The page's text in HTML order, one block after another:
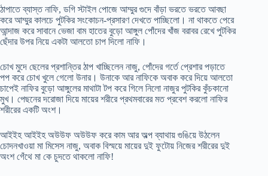
ঠাপাতে ব্যাস্ত নাফি, ডগি স্টাইল পোজে আম্মুর গুদে বাঁড়া ভরতে ভরতে আবছা
করে আম্মুর কালচে পুটকির সংকোচন-প্রসারণ দেখতে পাচ্ছিলো। না থাকতে পেরে
আন্দাজ করে সাবানে ভেজা বাম হাতের বুড়ো আঙ্গুল পোঁদের খাঁজ বরাবর রেখে পুটকির
ছেঁদার উপর নিয়ে একটা আলতো চাপ দিলো নাফি।
চোখ মুদে ছেলের প্রশান্তির ঠাপ খাচ্ছিলেন নাজু, পোঁদের গর্তে প্রেশার পড়াতে
পপ করে চোখ খুলে গেলো উনার। উনাকে আর নাফিকে অবাক করে দিয়ে আলতো
চাপেই নাফির বুড়ো আঙ্গুলের মাথাটা টপ করে গিলে নিলো নাজুর পুটকির কুঁচকানো
মুখ। পেছনের দরোজা দিয়ে মায়ের শরীরে প্রথমবারের মত প্রবেশ করলো নাফির
শরীরের একটি অংশ।
আইইহ আইইহ অউউফ অউউফ করে কাম আর অল্প ব্যাথায় গুঙিয়ে উঠলেন
চোদনখাওয়া মা মিসেস নাজু, অবাক বিস্ময়ে মায়ের দুই ফুটোয় নিজের শরীরের দুই
অংশ গেঁথে মা কে চুদতে থাকলো নাফি!